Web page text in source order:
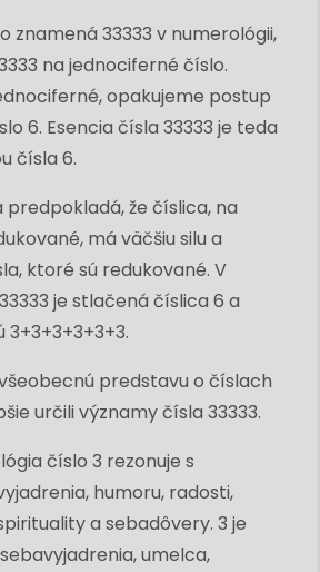
znamená 33333 v numerológii,
na jednociferné číslo.
opakujeme postup
6. Esencia čísla 33333 je teda
čísla 6.
predpokladá, že číslica, na
má väčšiu silu a
ktoré sú redukované. V
je stlačená číslica 6 a
predstavu o číslach
určili významy čísla 33333.
číslo 3 rezonuje s
humoru, radosti,
a sebadôvery. 3 je
umelca,